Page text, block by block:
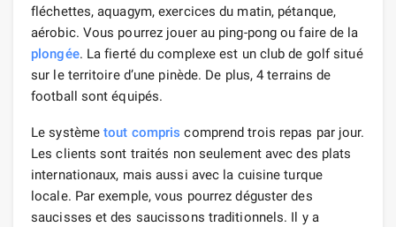
fléchettes, aquagym, exercices du matin, pétanque,
aérobic. Vous pourrez jouer au ping-pong ou faire de la
plongée. La fierté du complexe est un club de golf situé
sur le territoire d’une pinède. De plus, 4 terrains de
football sont équipés.
Le systèmetout compris comprend trois repas par jour.
Les clients sont traités non seulement avec des plats
internationaux, mais aussi avec la cuisine turque
locale. Par exemple, vous pourrez déguster des
saucisses et des saucissons traditionnels. Il y a